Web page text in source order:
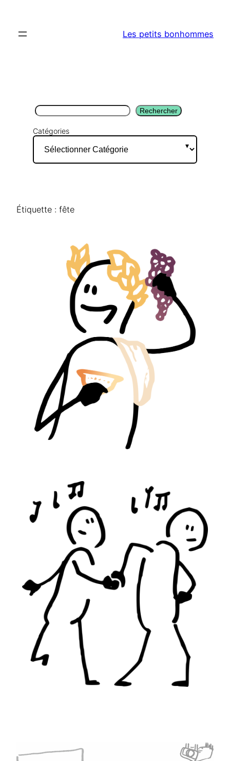
contenu
Les petits bonhommes
Rechercher Rechercher
Catégories
Étiquette : fête